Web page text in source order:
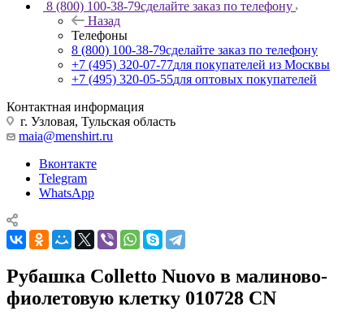
8 (800) 100-38-79сделайте заказ по телефону
Назад
Телефоны
8 (800) 100-38-79сделайте заказ по телефону
+7 (495) 320-07-77для покупателей из Москвы
+7 (495) 320-05-55для оптовых покупателей
Контактная информация
г. Узловая, Тульская область
maia@menshirt.ru
Вконтакте
Telegram
WhatsApp
Рубашка Colletto Nuovo в малиново-
фиолетовую клетку 010728 CN